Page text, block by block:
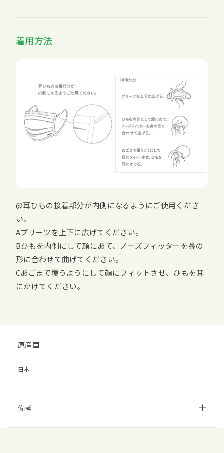
着用方法
@耳ひもの接着部分が内側になるようにご使用くださ
い。
Aプリーツを上下に広げてください。
Bひもを内側にして顔にあて、ノーズフィッターを鼻の
形に合わせて曲げてください。
Cあごまで覆うようにして顔にフィットさせ、ひもを耳
にかけてください。
原産国
日本
備考